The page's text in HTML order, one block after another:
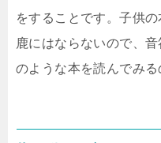
をすることです。子供
鹿にはならないので、
のような本を読んでみる